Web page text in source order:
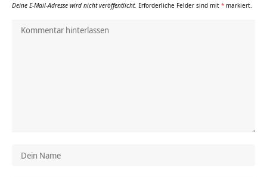
Deine E-Mail-Adresse wird nicht veröffentlicht. Erforderliche Felder sind mit * markiert.